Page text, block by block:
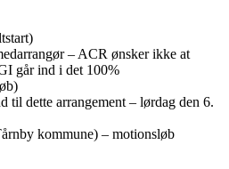
– ACR ønsker ikke at
går ind i det 100%
til dette arrangement – lørdag den 6.
kommune) – motionsløb